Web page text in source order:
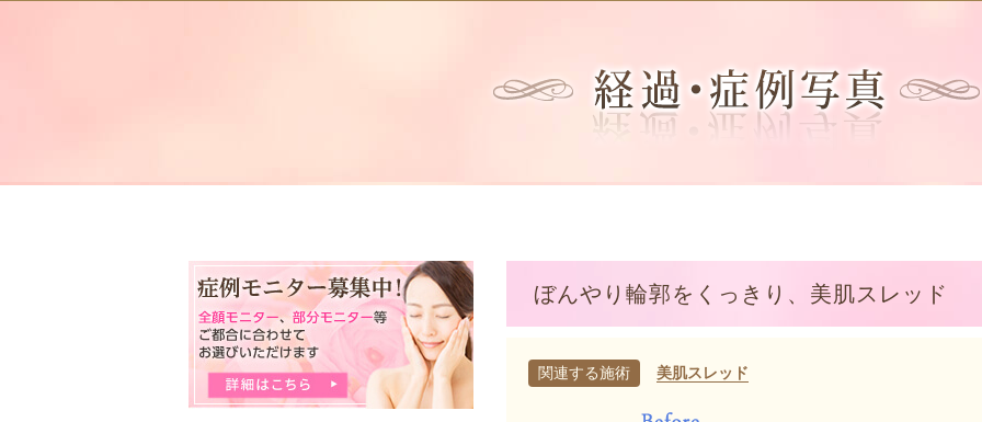
ぼんやり輪郭をくっきり、美肌スレッド
関連する施術 美肌スレッド